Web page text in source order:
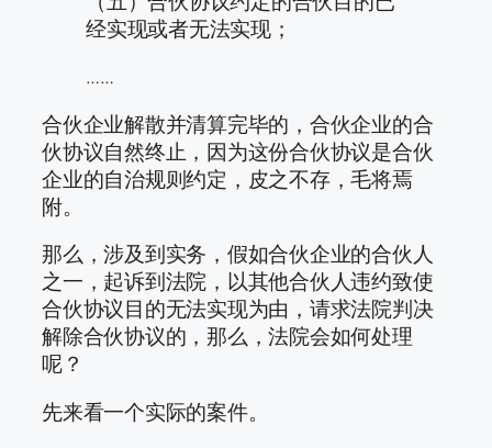
经实现或者无法实现；
……
合伙企业解散并清算完毕的，合伙企业的合
伙协议自然终止，因为这份合伙协议是合伙
企业的自治规则约定，皮之不存，毛将焉
附。
那么，涉及到实务，假如合伙企业的合伙人
之一，起诉到法院，以其他合伙人违约致使
合伙协议目的无法实现为由，请求法院判决
解除合伙协议的，那么，法院会如何处理
呢？
先来看一个实际的案件。